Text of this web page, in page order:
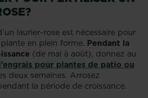
laurier-rose est nécessaire pour
en plein forme. Pendant la
(de mai à août), donnez au
pour plantes de patio ou
deux semaines. Arrosez
la période de croissance.